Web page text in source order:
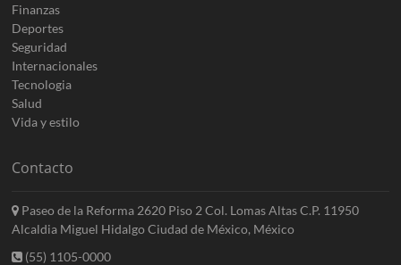
Finanzas
Deportes
Seguridad
Internacionales
Tecnologia
Salud
Vida y estilo
Contacto
Paseo de la Reforma 2620 Piso 2 Col. Lomas Altas C.P. 11950
Alcaldia Miguel Hidalgo Ciudad de México, México
(55) 1105-0000